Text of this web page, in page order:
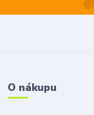
O nákupu